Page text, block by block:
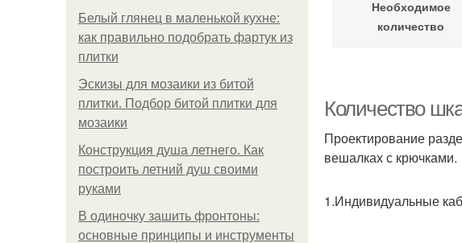
Белый глянец в маленькой кухне:
как правильно подобрать фартук из
плитки
Эскизы для мозаики из битой
плитки. Подбор битой плитки для
мозаики
Конструкция душа летнего. Как
построить летний душ своими
руками
В одиночку зашить фронтоны:
основные принципы и инструменты
Необходимое
количество
Количество
Проектирование
вешалках с крючками.
1.Индивидуальные